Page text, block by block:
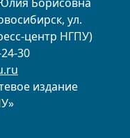
ул.
центр НГПУ)
30
издание